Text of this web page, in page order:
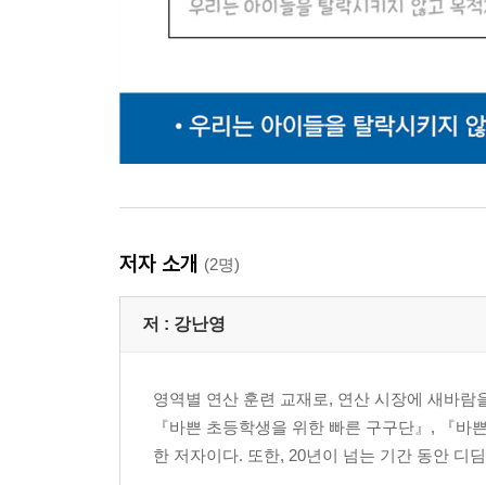
저자 소개 (2명)
저 : 강난영
영역별 연산 훈련 교재로, 연산 시장에 새바람
『바쁜 초등학생을 위한 빠른 구구단』, 『
한 저자이다. 또한, 20년이 넘는 기간 동안 디